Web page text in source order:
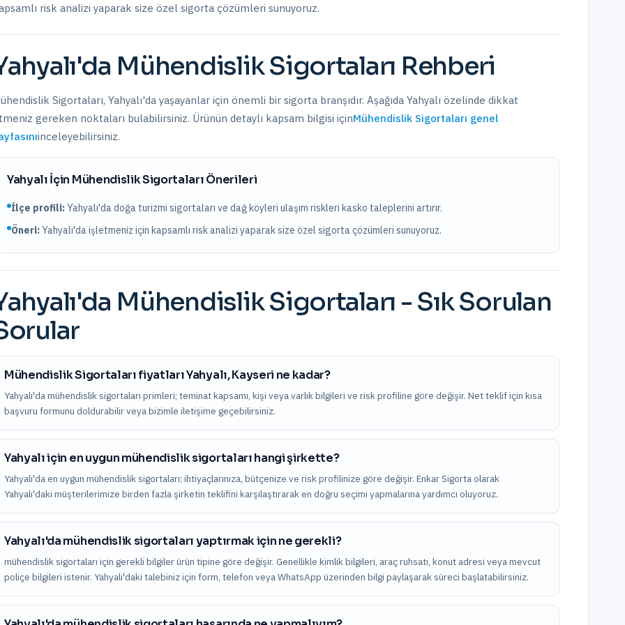
risk analizi yaparak size özel sigorta çözümleri sunuyoruz.
'da Mühendislik Sigortaları Rehberi
Sigortaları, Yahyalı'da yaşayanlar için önemli bir sigorta branşıdır. Aşağıda Yahyalı özelinde dikkat
gereken noktaları bulabilirsiniz. Ürünün detaylı kapsam bilgisi içinMühendislik Sigortaları genel
inceleyebilirsiniz.
Yahyalıİçin Mühendislik SigortalarıÖnerileri
İlçe profili:Yahyalı'da doğa turizmi sigortaları ve dağ köyleri ulaşım riskleri kasko taleplerini artırır.
Öneri:Yahyalı'da işletmeniz için kapsamlı risk analizi yaparak size özel sigorta çözümleri sunuyoruz.
'da Mühendislik Sigortaları - Sık Sorulan
Mühendislik Sigortaları fiyatları Yahyalı, Kayseri ne kadar?
Yahyalı'da mühendislik sigortaları primleri; teminat kapsamı, kişi veya varlık bilgileri ve risk profiline göre değişir. Net teklif için kısa
başvuru formunu doldurabilir veya bizimle iletişime geçebilirsiniz.
Yahyalı için en uygun mühendislik sigortaları hangi şirkette?
Yahyalı'da en uygun mühendislik sigortaları; ihtiyaçlarınıza, bütçenize ve risk profilinize göre değişir. Enkar Sigorta olarak
Yahyalı'daki müşterilerimize birden fazla şirketin teklifini karşılaştırarak en doğru seçimi yapmalarına yardımcı oluyoruz.
Yahyalı'da mühendislik sigortaları yaptırmak için ne gerekli?
mühendislik sigortaları için gerekli bilgiler ürün tipine göre değişir. Genellikle kimlik bilgileri, araç ruhsatı, konut adresi veya mevcut
poliçe bilgileri istenir. Yahyalı'daki talebiniz için form, telefon veya WhatsApp üzerinden bilgi paylaşarak süreci başlatabilirsiniz.